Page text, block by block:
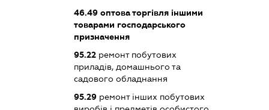
46.49оптова торгівля іншими
товарами господарського
призначення
95.22ремонт побутових
приладів, домашнього та
садового обладнання
95.29ремонт інших побутових